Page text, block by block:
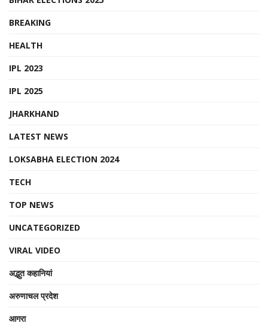
BREAKING
HEALTH
IPL 2023
IPL 2025
JHARKHAND
LATEST NEWS
LOKSABHA ELECTION 2024
TECH
TOP NEWS
UNCATEGORIZED
VIRAL VIDEO
अद्भुत कहानियां
अरुणाचल प्रदेश
आगरा